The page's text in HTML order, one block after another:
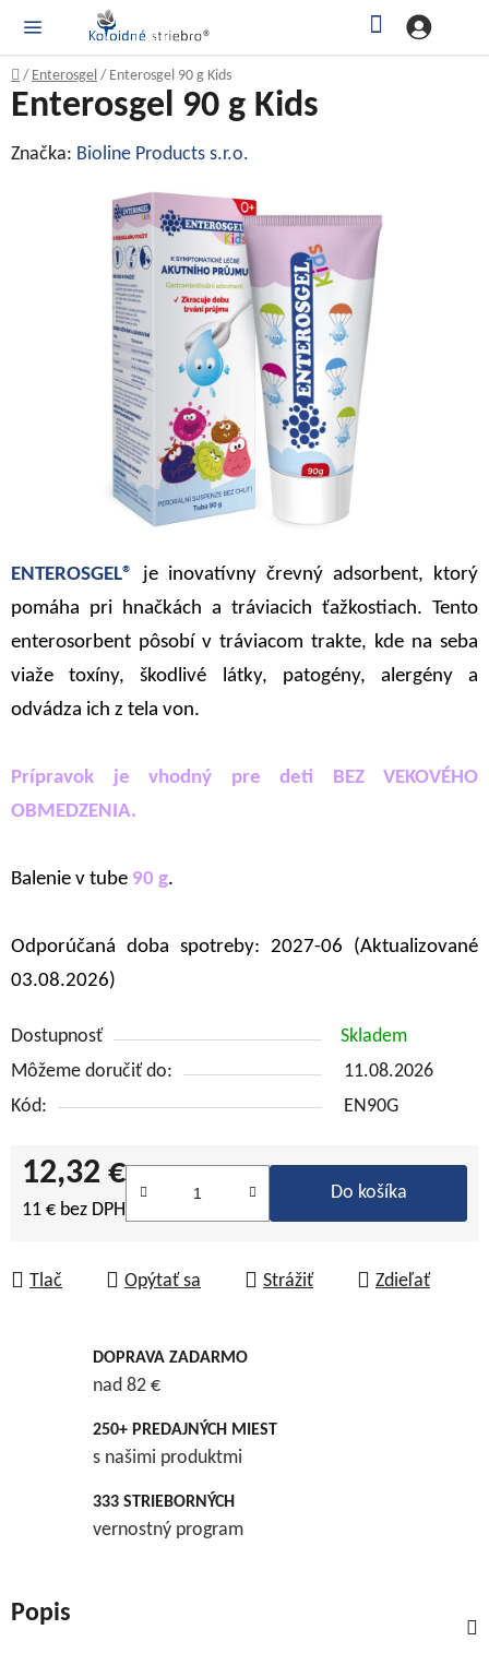
obsah
Domov
/ Enterosgel / Enterosgel 90 g Kids
ENTEROSGEL®
je inovatívny črevný adsorbent, ktorý
pomáha pri hnačkách a tráviacich ťažkostiach. Tento
enterosorbent pôsobí v tráviacom trakte, kde na seba
viaže toxíny, škodlivé látky, patogény, alergény a
odvádza ich z tela von.
Prípravok je vhodný pre deti BEZ VEKOVÉHO
OBMEDZENIA.
Balenie v tube 90 g.
Odporúčaná doba spotreby: 2027-06 (Aktualizované
03.08.2026)
Dostupnosť
Skladem
Môžeme doručiť do:
11.08.2026
Kód:
EN90G
12,32 €
11 € bez DPH
Do košíka
Tlač Opýtať sa Strážiť Zdieľať
Enterosgel 90 g Kids
Značka: Bioline Products s.r.o.
DOPRAVA ZADARMO
nad 82 €
250+ PREDAJNÝCH MIEST
s našimi produktmi
333 STRIEBORNÝCH
vernostný program
Popis